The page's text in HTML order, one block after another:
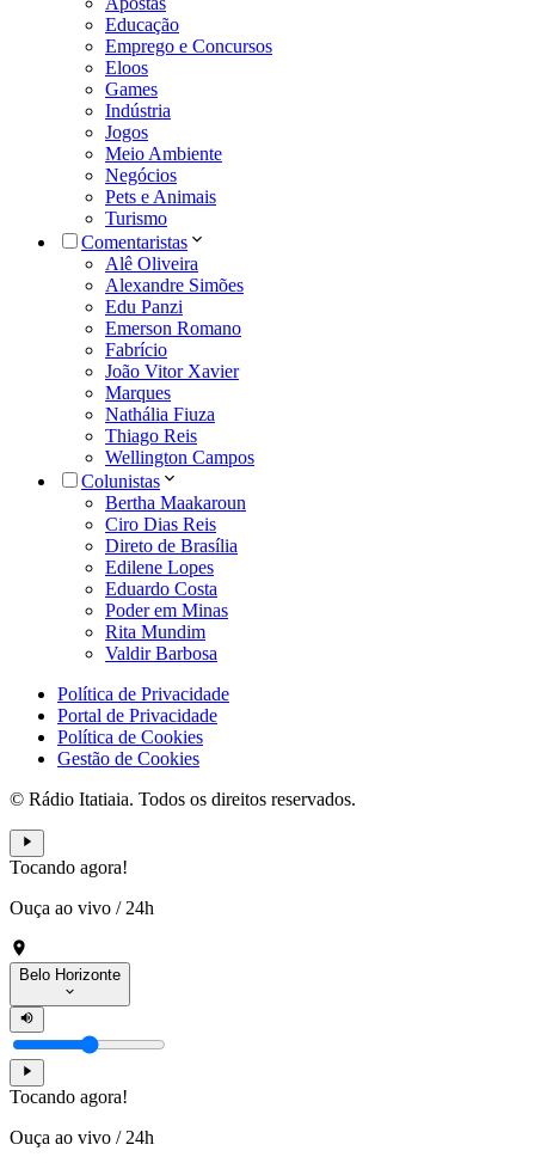
Educação
Emprego e Concursos
Eloos
Games
Indústria
Jogos
Meio Ambiente
Negócios
Pets e Animais
Turismo
Comentaristas
Alê Oliveira
Alexandre Simões
Edu Panzi
Emerson Romano
Fabrício
João Vitor Xavier
Marques
Nathália Fiuza
Thiago Reis
Wellington Campos
Colunistas
Bertha Maakaroun
Ciro Dias Reis
Direto de Brasília
Edilene Lopes
Eduardo Costa
Poder em Minas
Rita Mundim
Valdir Barbosa
Política de Privacidade
Portal de Privacidade
Política de Cookies
Gestão de Cookies
© Rádio Itatiaia. Todos os direitos reservados.
Tocando agora!
Ouça ao vivo / 24h
Belo Horizonte
Tocando agora!
Ouça ao vivo / 24h